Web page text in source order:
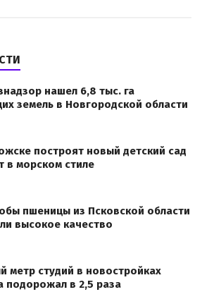
нашел 6,8 тыс. га
земель в Новгородской области
построят новый детский сад
в морском стиле
пшеницы из Псковской области
высокое качество
метр студий в новостройках
подорожал в 2,5 раза